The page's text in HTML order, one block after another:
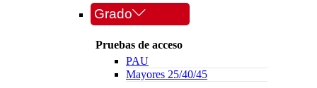
Grado
Pruebas de acceso
PAU
Mayores 25/40/45